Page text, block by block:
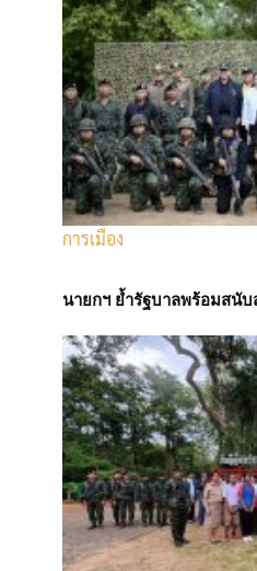
การเมือง
นายกฯ ย้ำรัฐบาลพร้อมสนั
กล่าวในวันนี้ (1 ก.ย.) ว่า ความพย
ทรัมป์ ผู้นำสหรัฐฯ ที่จะปลดเจอโรม
สหรัฐฯ (เฟด) หรือลิซา คุก สมาชิก
ตำแหน่ง ถือเป็นอันตรายอย่างร้าย
เศรษฐกิจโลก
ทรัมป์กล่าวโจมตีเจอโรม พาวเวล
ไม่ยอมปรับลดอัตราดอกเบี้ย และขู่
นอกจากนี้ ทรัมป์ยังพยายามปลดลิซ
เกี่ยวกับการกู้เงินเพื่อซื้อที่อยู่อาศัย
ลาการ์ดกล่าวกับสถานีวิทยุของฝรั่ง
สหรัฐฯ ไม่เป็นอิสระอีกต่อไป และ
ถึงตอนนั้น ดิฉันเชื่อว่าผลกระทบที่
สหรัฐฯ และต่อโลก อาจน่ากังวลอย่
เศรษฐกิจที่ใหญ่ที่สุดในโลก”
นอกจากนี้ ลาการ์ดยังกล่าวอีกว่า
วันศุกร์ (29 ส.ค.) ที่ระบุว่า ภาษีศุล
ด้วยกฎหมาย ยิ่งซ้ำเติมความไม่แน่